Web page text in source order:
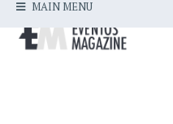
MAIN MENU